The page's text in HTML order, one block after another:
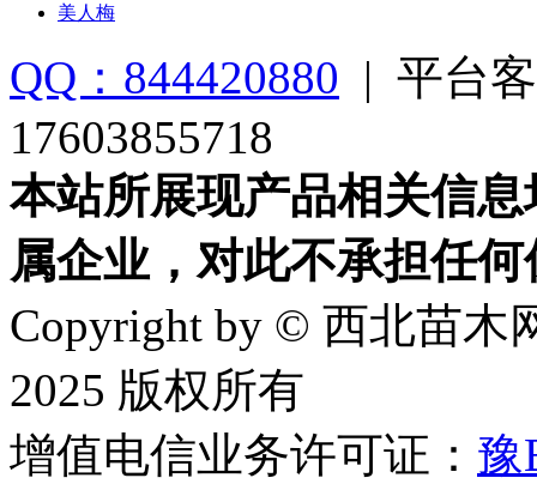
美人梅
QQ：844420880 | 平台
17603855718
本站所展现产品相关信
属企业，对此不承担任
Copyright by © 西北苗木
2025 版权所有
增值电信业务许可证： 豫